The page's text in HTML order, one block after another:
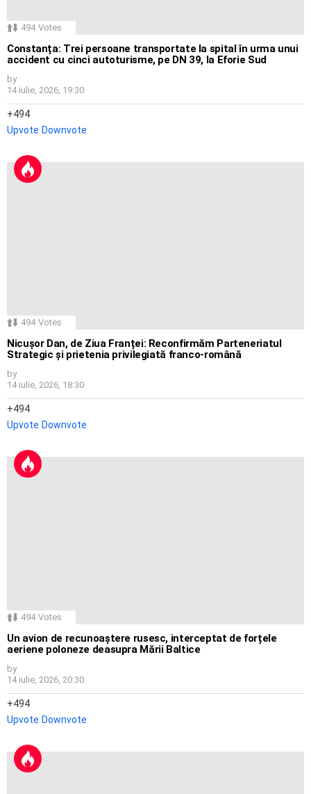
494 Votes
Constanța: Trei persoane transportate la spital în urma unui
accident cu cinci autoturisme, pe DN 39, la Eforie Sud
by
14 iulie, 2026, 19:30
494
Upvote Downvote
494 Votes
Nicușor Dan, de Ziua Franței: Reconfirmăm Parteneriatul
Strategic și prietenia privilegiată franco-română
by
14 iulie, 2026, 18:30
494
Upvote Downvote
494 Votes
Un avion de recunoaștere rusesc, interceptat de forțele
aeriene poloneze deasupra Mării Baltice
by
14 iulie, 2026, 20:30
494
Upvote Downvote